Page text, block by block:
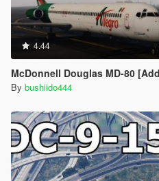
4.44
McDonnell Douglas MD-80
By bushiido444